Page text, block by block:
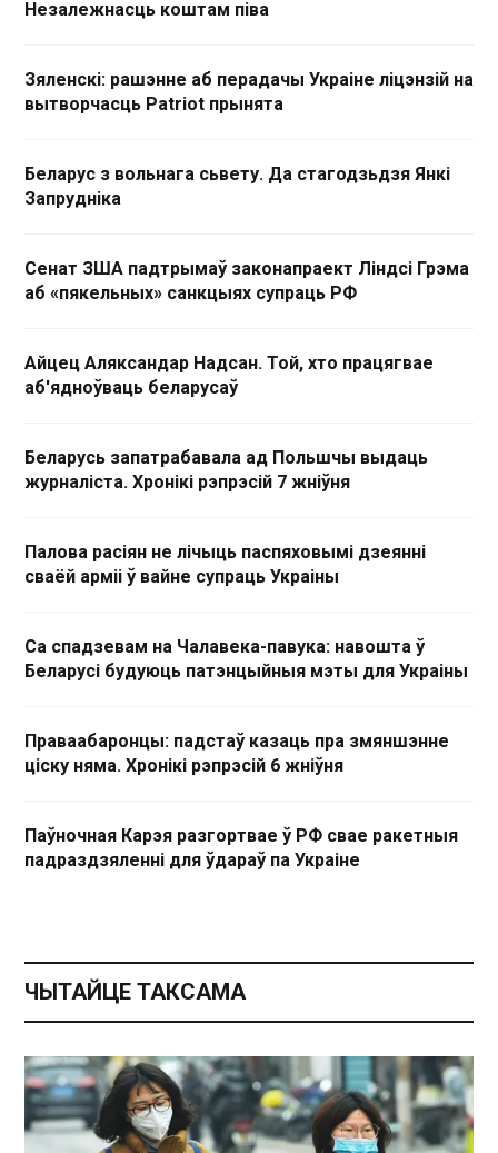
Незалежнасць коштам піва
Зяленскі: рашэнне аб перадачы Украіне ліцэнзій на
вытворчасць Patriot прынята
Беларус з вольнага сьвету. Да стагодзьдзя Янкі
Запрудніка
Сенат ЗША падтрымаў законапраект Ліндсі Грэма
аб «пякельных» санкцыях супраць РФ
Айцец Аляксандар Надсан. Той, хто працягвае
аб'ядноўваць беларусаў
Беларусь запатрабавала ад Польшчы выдаць
журналіста. Хронікі рэпрэсій 7 жніўня
Палова расіян не лічыць паспяховымі дзеянні
сваёй арміі ў вайне супраць Украіны
Са спадзевам на Чалавека-павука: навошта ў
Беларусі будуюць патэнцыйныя мэты для Украіны
Праваабаронцы: падстаў казаць пра змяншэнне
ціску няма. Хронікі рэпрэсій 6 жніўня
Паўночная Карэя разгортвае ў РФ свае ракетныя
падраздзяленні для ўдараў па Украіне
ЧЫТАЙЦЕ ТАКСАМА